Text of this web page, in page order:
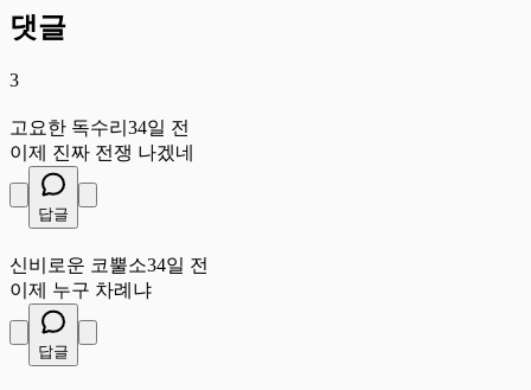
댓글
3
고요한 독수리 34일 전
이제 진짜 전쟁 나겠네
답글
신비로운 코뿔소34일 전
이제 누구 차례냐
답글